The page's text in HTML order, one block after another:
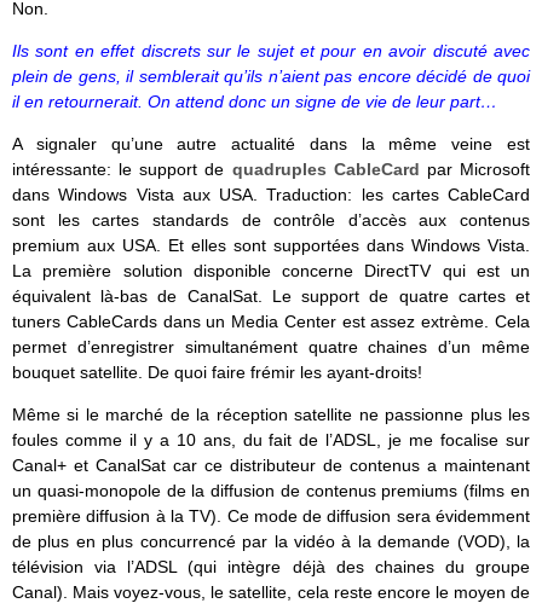
Non.
Ils sont en effet discrets sur le sujet et pour en avoir discuté avec
plein de gens, il semblerait qu’ils n’aient pas encore décidé de quoi
il en retournerait. On attend donc un signe de vie de leur part…
A signaler qu’une autre actualité dans la même veine est
intéressante: le support de quadruples CableCard par Microsoft
dans Windows Vista aux USA. Traduction: les cartes CableCard
sont les cartes standards de contrôle d’accès aux contenus
premium aux USA. Et elles sont supportées dans Windows Vista.
La première solution disponible concerne DirectTV qui est un
équivalent là-bas de CanalSat. Le support de quatre cartes et
tuners CableCards dans un Media Center est assez extrème. Cela
permet d’enregistrer simultanément quatre chaines d’un même
bouquet satellite. De quoi faire frémir les ayant-droits!
Même si le marché de la réception satellite ne passionne plus les
foules comme il y a 10 ans, du fait de l’ADSL, je me focalise sur
Canal+ et CanalSat car ce distributeur de contenus a maintenant
un quasi-monopole de la diffusion de contenus premiums (films en
première diffusion à la TV). Ce mode de diffusion sera évidemment
de plus en plus concurrencé par la vidéo à la demande (VOD), la
télévision via l’ADSL (qui intègre déjà des chaines du groupe
Canal). Mais voyez-vous, le satellite, cela reste encore le moyen de